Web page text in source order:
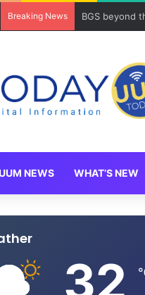
Breaking News BGS beyond
NEWS WHAT’S NEW
32